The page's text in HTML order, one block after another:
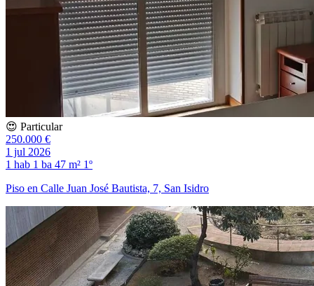
😍 Particular
250.000 €
1 jul 2026
1 hab 1 ba 47 m² 1º
Piso en Calle Juan José Bautista, 7, San Isidro